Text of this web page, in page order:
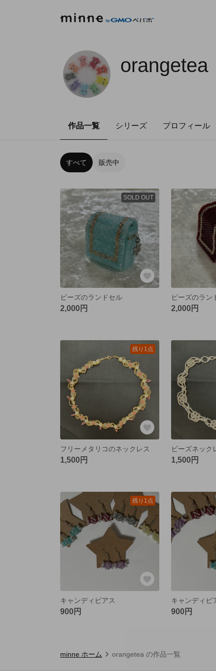
orangetea
作品一覧 シリーズ プロフィール
すべて 販売中
SOLD OUT
ビーズのランドセル
2,000円
ビーズのラン
2,000円
残り1点
フリーメタリコのネックレス
1,500円
ビーズネック
1,500円
残り1点
キャンディピアス
900円
キャンディピ
900円
minne ホーム orangetea の作品一覧